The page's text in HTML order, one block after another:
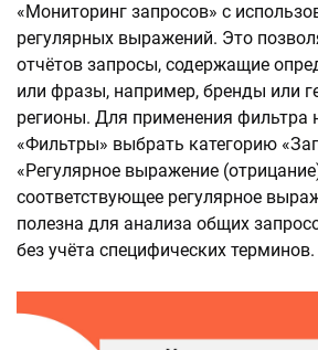
«Мониторинг запросов» с
регулярных выражений. Это
отчётов запросы, содержащие
или фразы, например, бренды или
регионы. Для применения
«Фильтры» выбрать категорию
«Регулярное выражение
соответствующее регулярное
полезна для анализа общих
без учёта специфических терминов.